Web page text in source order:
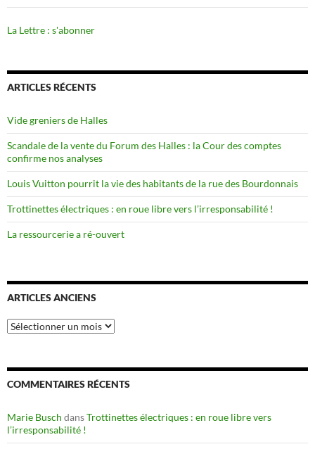
La Lettre : s'abonner
ARTICLES RÉCENTS
Vide greniers de Halles
Scandale de la vente du Forum des Halles : la Cour des comptes
confirme nos analyses
Louis Vuitton pourrit la vie des habitants de la rue des Bourdonnais
Trottinettes électriques : en roue libre vers l’irresponsabilité !
La ressourcerie a ré-ouvert
ARTICLES ANCIENS
Articles
anciens
COMMENTAIRES RÉCENTS
Marie Busch dansTrottinettes électriques : en roue libre vers
l’irresponsabilité !